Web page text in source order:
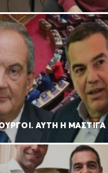
ΑΥΤΗ Η ΜΑΣΤΙΓΑ